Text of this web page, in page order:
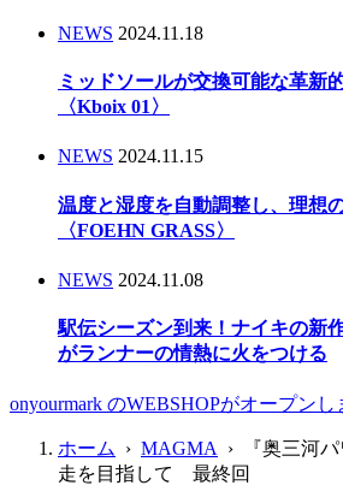
NEWS 2024.11.18
ミッドソールが交換可能な革新
〈Kboix 01〉
NEWS 2024.11.15
温度と湿度を自動調整し、理想
〈FOEHN GRASS〉
NEWS 2024.11.08
駅伝シーズン到来！ナイキの新
がランナーの情熱に火をつける
onyourmark のWEBSHOPがオープンし
ホーム › MAGMA › 『奥三河
走を目指して 最終回